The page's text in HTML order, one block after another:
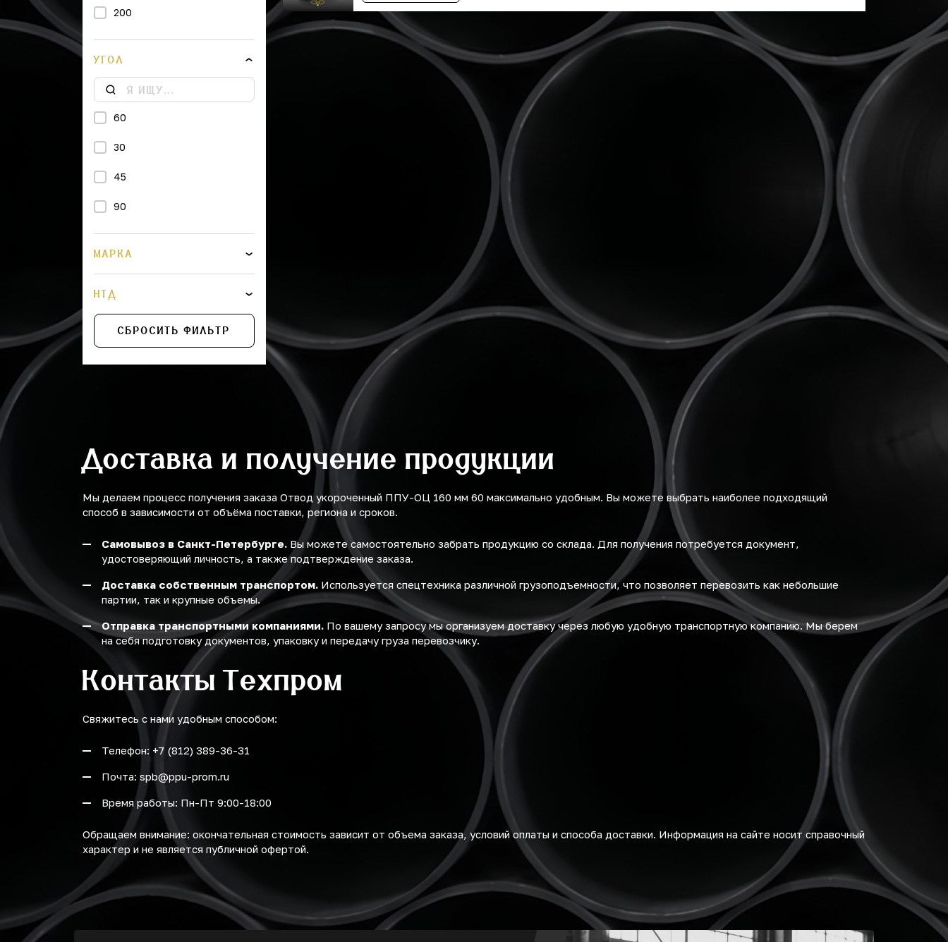
200
225
315
560
710
775
УГОЛ
60
30
45
90
МАРКА
НТД
СБРОСИТЬ ФИЛЬТР
Доставка и получение продукции
Мы делаем процесс получения заказа Отвод укороченный ППУ-ОЦ 160 мм 60 максимально удобным. Вы можете выбрать наиболее подходящий
способ в зависимости от объёма поставки, региона и сроков.
Самовывоз в Санкт-Петербурге. Вы можете самостоятельно забрать продукцию со склада. Для получения потребуется документ,
удостоверяющий личность, а также подтверждение заказа.
Доставка собственным транспортом. Используется спецтехника различной грузоподъемности, что позволяет перевозить как небольшие
партии, так и крупные объемы.
Отправка транспортными компаниями. По вашему запросу мы организуем доставку через любую удобную транспортную компанию. Мы берем
на себя подготовку документов, упаковку и передачу груза перевозчику.
Контакты Техпром
Свяжитесь с нами удобным способом:
Телефон: +7 (812) 389-36-31
Почта: spb@ppu-prom.ru
Время работы: Пн-Пт 9:00-18:00
Обращаем внимание: окончательная стоимость зависит от объема заказа, условий оплаты и способа доставки. Информация на сайте носит справочный
характер и не является публичной офертой.